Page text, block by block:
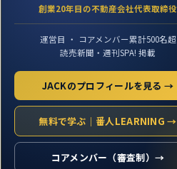
創業20年目の不動産会社代表取締役
運営目 ・ コアメンバー累計500名超
読売新聞・週刊SPA! 掲載
JACKのプロフィールを見る →
無料で学ぶ｜番人LEARNING →
コアメンバー（審査制）→